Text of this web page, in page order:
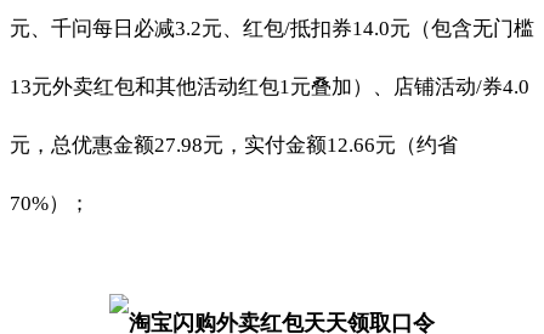
元、千问每日必减3.2元、红包/抵扣券14.0元（包含无门槛
13元外卖红包和其他活动红包1元叠加）、店铺活动/券4.0
元，总优惠金额27.98元，实付金额12.66元（约省
70%）；